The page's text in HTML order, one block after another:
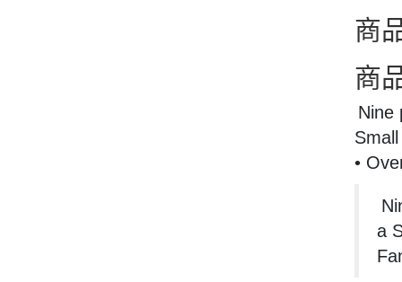
商
商
Nine
•
a